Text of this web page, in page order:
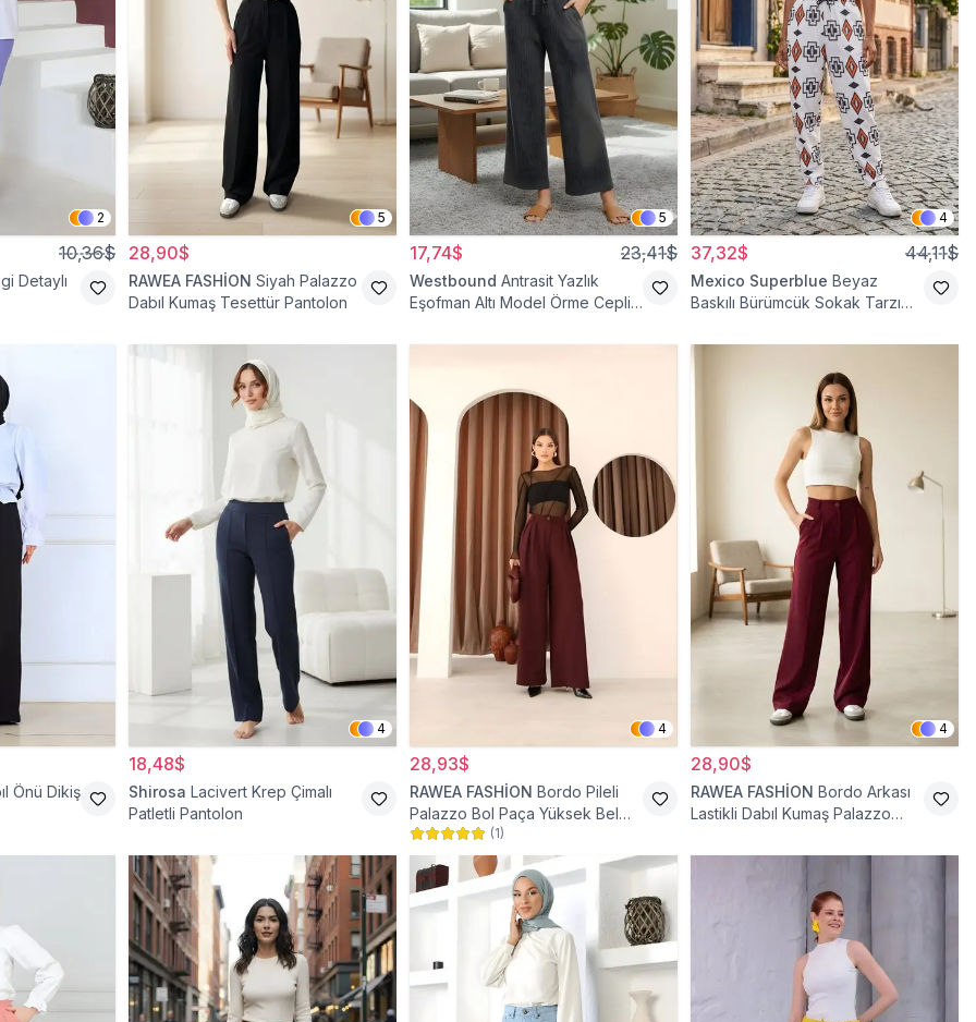
2
10,36$
Detaylı
5
28,90$
RAWEA FASHİON Siyah Palazzo
Dabıl Kumaş Tesettür Pantolon
5
17,74$ 23,41$
Westbound Antrasit Yazlık
Eşofman Altı Model Örme Cepli
4
37,32$ 44,11$
Mexico Superblue Beyaz
Baskılı Bürümcük Sokak Tarzı
Önü Dikiş
4
18,48$
Shirosa Lacivert Krep Çimalı
Patletli Pantolon
4
28,93$
RAWEA FASHİON Bordo Pileli
Palazzo Bol Paça Yüksek Bel
Tesettür Pantolon
(1)
4
28,90$
RAWEA FASHİON Bordo Arkası
Lastikli Dabıl Kumaş Palazzo